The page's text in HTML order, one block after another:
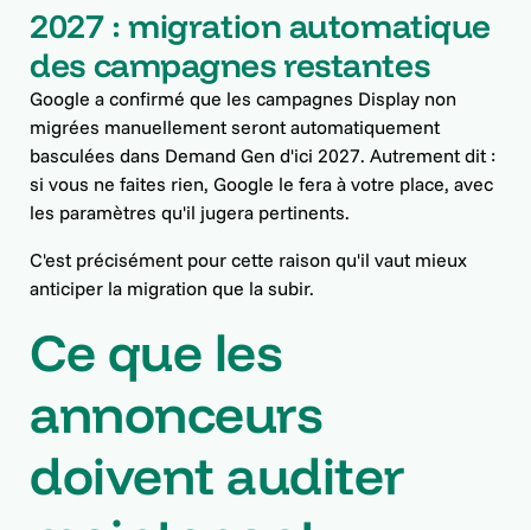
2027 : migration automatique
des campagnes restantes
Google a confirmé que les campagnes Display non
migrées manuellement seront automatiquement
basculées dans Demand Gen d'ici 2027. Autrement dit :
si vous ne faites rien, Google le fera à votre place, avec
les paramètres qu'il jugera pertinents.
C'est précisément pour cette raison qu'il vaut mieux
anticiper la migration que la subir.
Ce que les
annonceurs
doivent auditer